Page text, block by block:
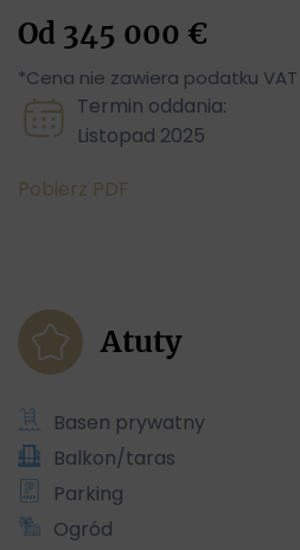
Od 345 000 €
*Cena nie zawiera podatku VAT
Termin oddania:
Listopad 2025
Pobierz PDF
Atuty
Basen prywatny
Balkon/taras
Parking
Ogród